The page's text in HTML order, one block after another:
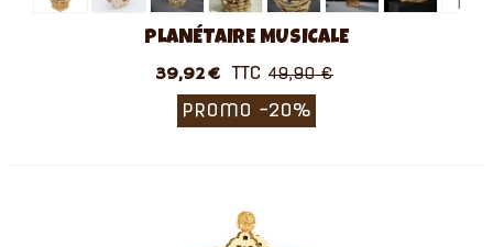
PLANÉTAIRE MUSICALE
39,92 € TTC 49,90 €
PROMO -20%